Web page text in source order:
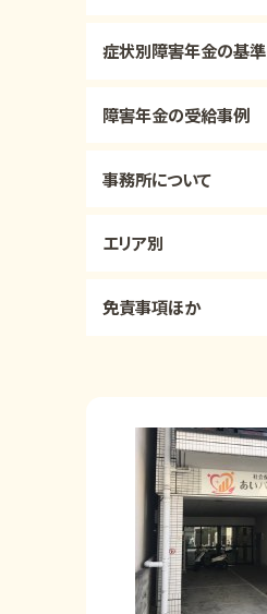
症状別障害年金の基準
障害年金の受給事例
事務所について
エリア別
免責事項ほか